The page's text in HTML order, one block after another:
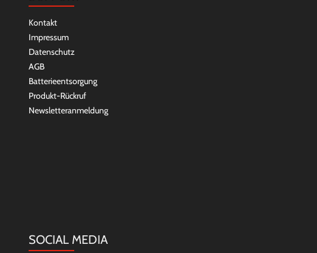
Kontakt
Impressum
Datenschutz
AGB
Batterieentsorgung
Produkt-Rückruf
Newsletteranmeldung
SOCIAL MEDIA